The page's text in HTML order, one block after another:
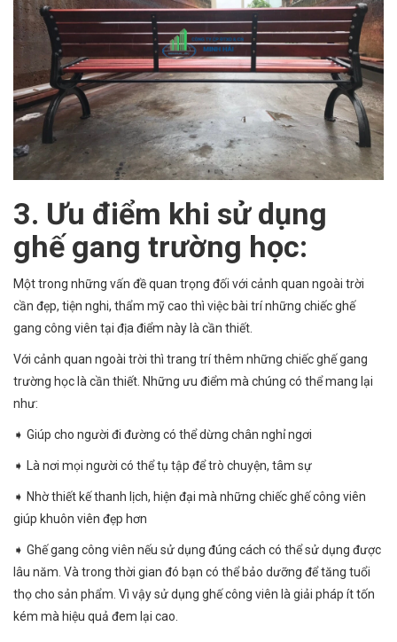
3. Ưu điểm khi sử dụng
ghế gang trường học:
Một trong những vấn đề quan trọng đối với cảnh quan ngoài trời
cần đẹp, tiện nghi, thẩm mỹ cao thì việc bài trí những chiếc ghế
gang công viên tại địa điểm này là cần thiết.
Với cảnh quan ngoài trời thì trang trí thêm những chiếc ghế gang
trường học là cần thiết. Những ưu điểm mà chúng có thể mang lại
như:
➧ Giúp cho người đi đường có thể dừng chân nghỉ ngơi
➧ Là nơi mọi người có thể tụ tập để trò chuyện, tâm sự
➧ Nhờ thiết kế thanh lịch, hiện đại mà những chiếc ghế công viên
giúp khuôn viên đẹp hơn
➧ Ghế gang công viên nếu sử dụng đúng cách có thể sử dụng được
lâu năm. Và trong thời gian đó bạn có thể bảo dưỡng để tăng tuổi
thọ cho sản phẩm. Vì vậy sử dụng ghế công viên là giải pháp ít tốn
kém mà hiệu quả đem lại cao.